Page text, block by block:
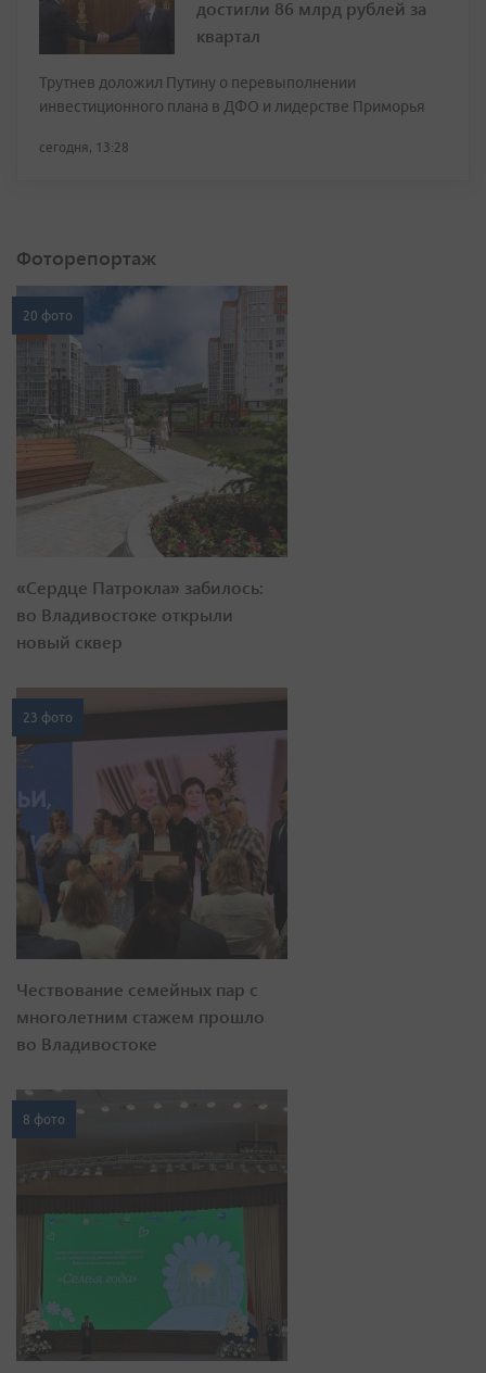
достигли 86 млрд рублей за
квартал
Трутнев доложил Путину о перевыполнении
инвестиционного плана в ДФО и лидерстве Приморья
сегодня, 13:28
Фоторепортаж
20 фото
«Сердце Патрокла» забилось:
во Владивостоке открыли
новый сквер
23 фото
Чествование семейных пар с
многолетним стажем прошло
во Владивостоке
8 фото